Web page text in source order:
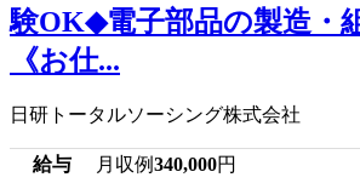
験OK◆電子部品の製造・
《お仕...
日研トータルソーシング株式会社
給与 月収例340,000円